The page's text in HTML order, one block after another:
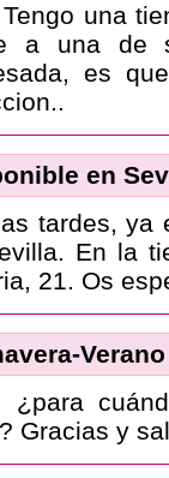
una
a una de
es
en
tardes, ya
En la
21. Os
¿para
Gracias y